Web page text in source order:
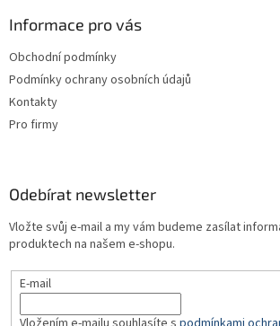
Informace pro vás
Obchodní podmínky
Podmínky ochrany osobních údajů
Kontakty
Pro firmy
Odebírat newsletter
Vložte svůj e-mail a my vám budeme zasílat
produktech na našem e-shopu.
E-mail